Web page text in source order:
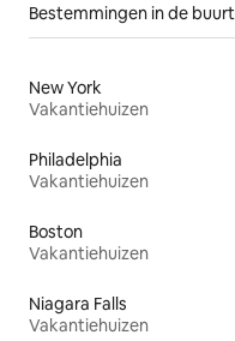
Bestemmingen in de buurt
New York
Vakantiehuizen
Philadelphia
Vakantiehuizen
Boston
Vakantiehuizen
Niagara Falls
Vakantiehuizen